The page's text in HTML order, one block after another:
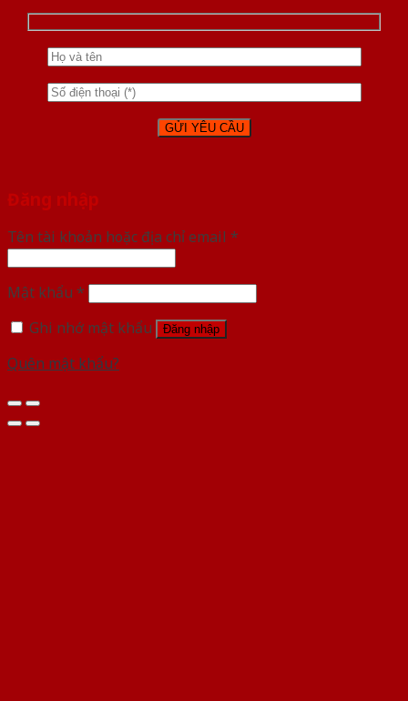
Đăng nhập
Tên tài khoản hoặc địa chỉ email *
Mật khẩu *
Ghi nhớ mật khẩu
Đăng nhập
Quên mật khẩu?